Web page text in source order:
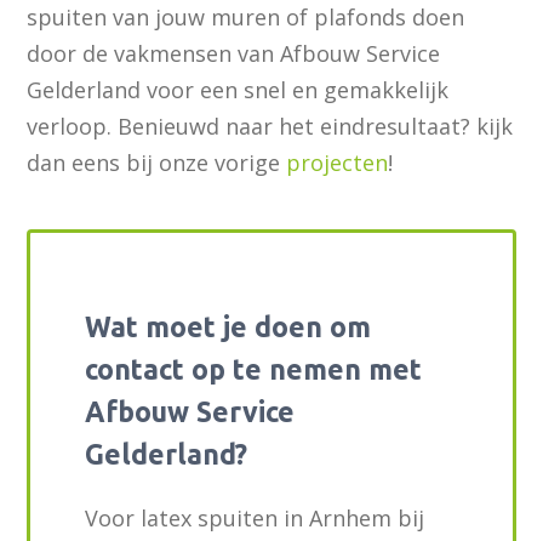
spuiten van jouw muren of plafonds doen
door de vakmensen van Afbouw Service
Gelderland voor een snel en gemakkelijk
verloop. Benieuwd naar het eindresultaat? kijk
dan eens bij onze vorige projecten!
Wat moet je doen om
contact op te nemen met
Afbouw Service
Gelderland?
Voor latex spuiten in Arnhem bij